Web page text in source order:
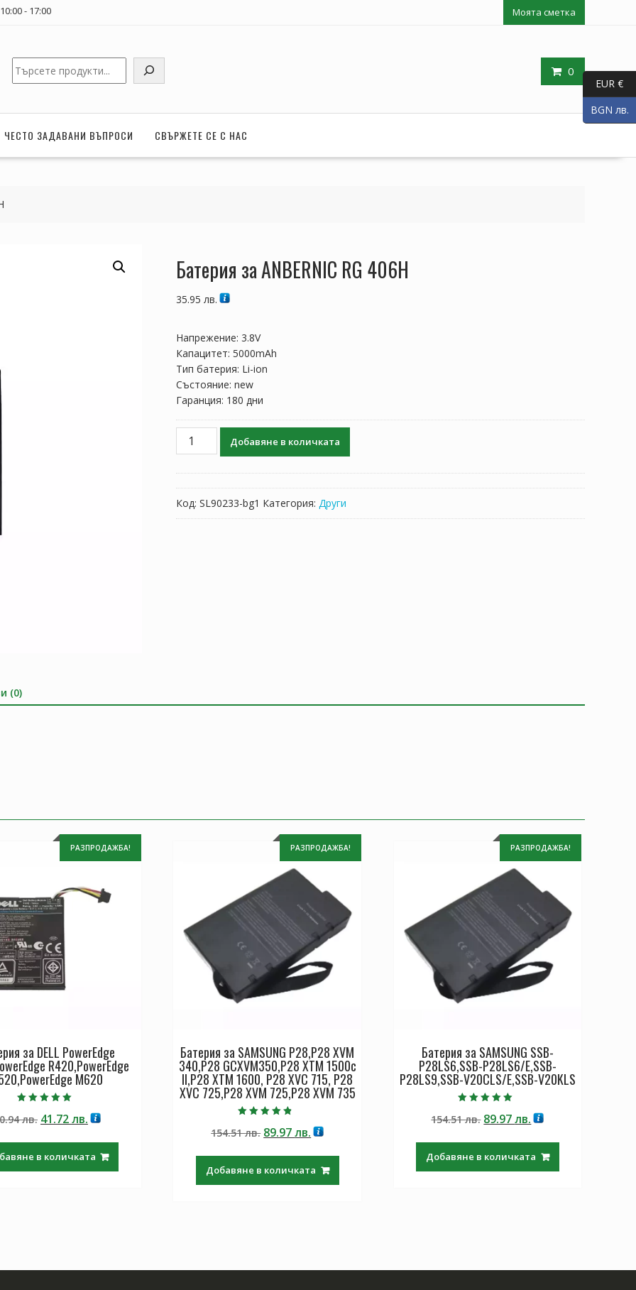
- 17:00 Моята сметка
0
Търсене
ЧЕСТО ЗАДАВАНИ ВЪПРОСИ СВЪРЖЕТЕ СЕ С НАС
Батерия за ANBERNIC RG 406H
35.95 лв.
Напрежение: 3.8V
Капацитет: 5000mAh
Тип батерия: Li-ion
Състояние: new
Гаранция: 180 дни
количество
Добавяне в количката
Код: SL90233-bg1 Категория: Други
(0)
РАЗПРОДАЖБА!
за DELL PowerEdge
R420,PowerEdge
M620
5.00
от 5
лв. Original
70.94 лв..
41.72лв.Текущата
41.72 лв..
в количката
РАЗПРОДАЖБА!
Батерия за SAMSUNG P28,P28 XVM
340,P28 GCXVM350,P28 XTM 1500c
II,P28 XTM 1600, P28 XVC 715, P28
XVC 725,P28 XVM 725,P28 XVM 735
4.50
от 5
154.51лв. Original
154.51 лв..
89.97лв.Текущата
89.97 лв..
Добавяне в количката
РАЗПРОДАЖБА!
Батерия за SAMSUNG SSB-
P28LS6,SSB-P28LS6/E,SSB-
P28LS9,SSB-V20CLS/E,SSB-V20KLS
5.00
от 5
154.51лв. Original
154.51 лв..
89.97лв.Текущата
89.97 лв..
Добавяне в количката
EUR €
BGN лв.